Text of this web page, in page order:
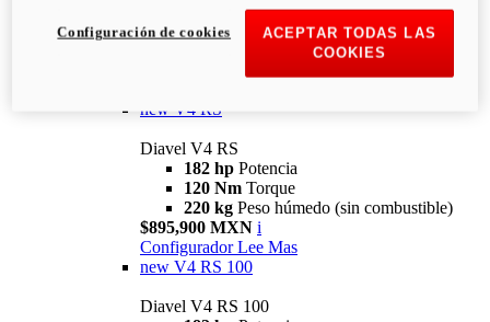
126 NmTorque
223 kg
PESO HÚMEDO SIN
new V4 RS
Diavel V4 RS
182 hp Potencia
120 Nm Torque
220 kg Peso húmedo (sin combustible)
$895,900 MXN i
Configurador Lee Mas
new V4 RS 100
Diavel V4 RS 100
ACEPTAR TODAS LAS
COOKIES
Configuración de cookies